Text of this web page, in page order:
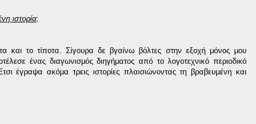
ιστορία;
το τίποτα. Σίγουρα δε βγαίνω βόλτες στην εξοχή μόνος μου
ένας διαγωνισμός διηγήματος από το λογοτεχνικό περιοδικό
έγραψα ακόμα τρεις ιστορίες πλαισιώνοντας τη βραβευμένη και